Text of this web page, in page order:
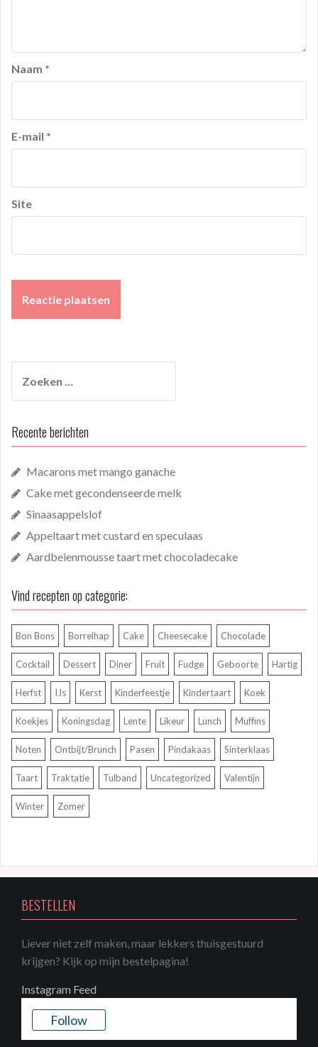
Naam *
E-mail *
Site
naar:
Recente berichten
Macarons met mango ganache
Cake met gecondenseerde melk
Sinaasappelslof
Appeltaart met custard en speculaas
Aardbeienmousse taart met chocoladecake
Vind recepten op categorie:
Bon Bons Borrelhap Cake Cheesecake Chocolade
Cocktail Dessert Diner Fruit Fudge Geboorte Hartig
Herfst IJs Kerst Kinderfeestje Kindertaart Koek
Koekjes Koningsdag Lente Likeur Lunch Muffins
Noten Ontbijt/Brunch Pasen Pindakaas Sinterklaas
Taart Traktatie Tulband Uncategorized Valentijn
Winter Zomer
BESTELLEN
Liever niet zelf maken, maar lekkers thuisgestuurd
krijgen? Kijk op mijn bestelpagina!
Instagram Feed
Follow